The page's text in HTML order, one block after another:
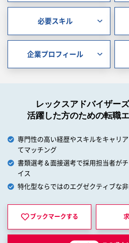
必要スキル
企業プロフィール
レックスアドバイザー
活躍した方のための転職
専門性の高い経歴やスキルをキャリ
てマッチング
書類選考＆面接選考で採用担当者が
イス
特化型ならではのエグゼクティブな
ブックマークする